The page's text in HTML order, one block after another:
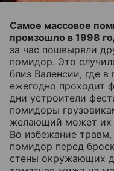
Самое массовое
произошло в 1998
за час пошвыряли
помидор. Это
близ Валенсии, где
ежегодно проходит
дни устроители
помидоры
желающий может их
Во избежание
помидор перед
стены окружающих